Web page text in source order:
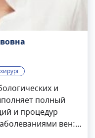
и
полный
и процедур
вен: